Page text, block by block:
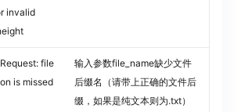
invalid
file
is missed
输入参数file_name缺少文件
后缀名（请带上正确的文件后
缀，如果是纯文本则为.txt）